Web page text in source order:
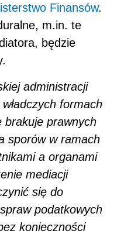
Finansów.
m.in. te
będzie
administracji
formach
brakuje prawnych
sporów w ramach
a organami
mediacji
się do
podatkowych
konieczności